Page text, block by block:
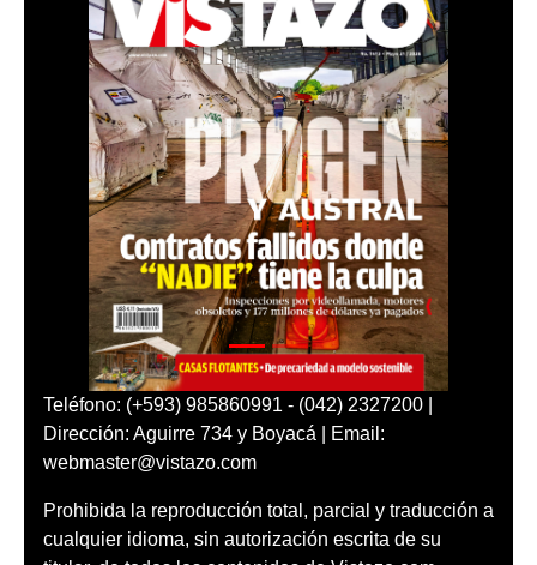
Teléfono: (+593) 985860991 - (042) 2327200 |
Dirección: Aguirre 734 y Boyacá | Email:
webmaster@vistazo.com
Prohibida la reproducción total, parcial y traducción a
cualquier idioma, sin autorización escrita de su